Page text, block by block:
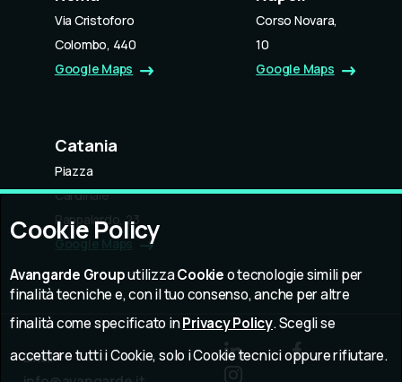
Cookie Policy
Avangarde GrouputilizzaCookieo tecnologie simili per
finalità tecniche e, con il tuo consenso, anche per altre
finalità come specificato inPrivacy Policy. Scegli se
accettare tutti i Cookie, solo i Cookie tecnici oppure rifiutare.
Via Cristoforo
Colombo, 440
Google Maps
Corso Novara,
10
Google Maps
Catania
Piazza
Cardinale
Pappalardo, 23
Google Maps
Email: